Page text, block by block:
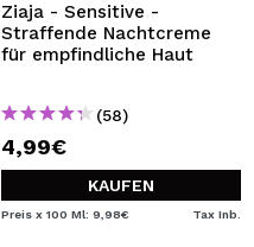
Ziaja - Sensitive -
Straffende Nachtcreme
für empfindliche Haut
(58)
4,99€
KAUFEN
Preis x 100 Ml: 9,98€ Tax Inb.